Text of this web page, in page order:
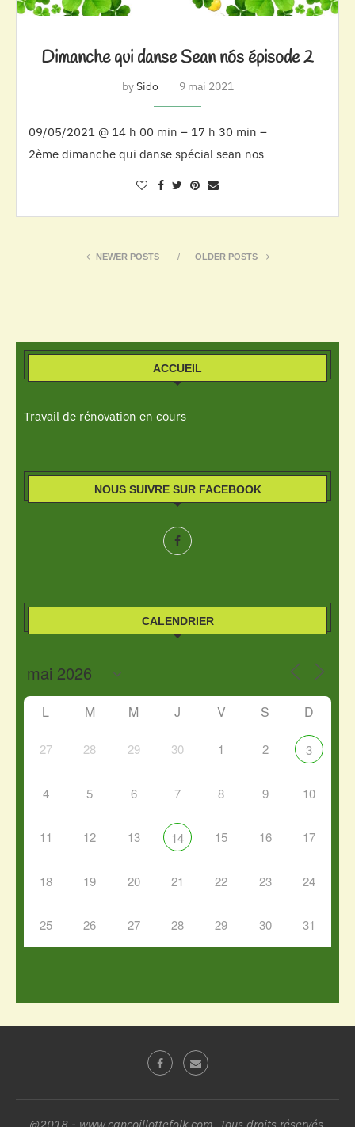
Dimanche qui danse Sean nós épisode 2
bySido 9 mai 2021
09/05/2021 @ 14 h 00 min – 17 h 30 min –
2ème dimanche qui danse spécial sean nos
NEWER POSTS OLDER POSTS
ACCUEIL
Travail de rénovation en cours
NOUS SUIVRE SUR FACEBOOK
CALENDRIER
L M M J V S D
27 28 29 30 1 2 3
4 5 6 7 8 9 10
11 12 13 14 15 16 17
18 19 20 21 22 23 24
25 26 27 28 29 30 31
@2018 - www.cancoillottefolk.com. Tous droits réservés.